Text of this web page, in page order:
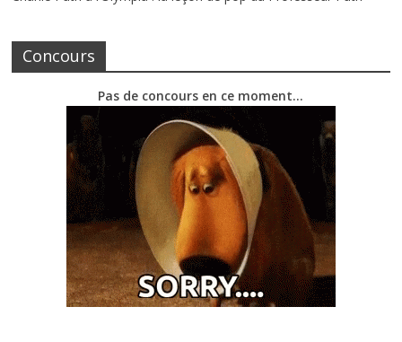
Concours
Pas de concours en ce moment…